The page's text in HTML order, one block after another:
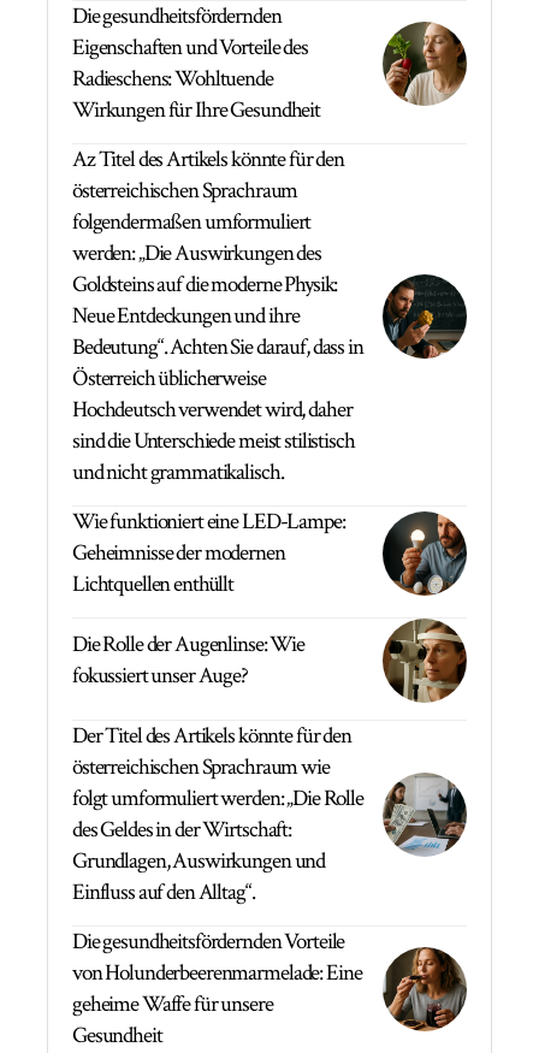
Die gesundheitsfördernden
Eigenschaften und Vorteile des
Radieschens: Wohltuende
Wirkungen für Ihre Gesundheit
Az Titel des Artikels könnte für den
österreichischen Sprachraum
folgendermaßen umformuliert
werden: „Die Auswirkungen des
Goldsteins auf die moderne Physik:
Neue Entdeckungen und ihre
Bedeutung“. Achten Sie darauf, dass in
Österreich üblicherweise
Hochdeutsch verwendet wird, daher
sind die Unterschiede meist stilistisch
und nicht grammatikalisch.
Wie funktioniert eine LED-Lampe:
Geheimnisse der modernen
Lichtquellen enthüllt
Die Rolle der Augenlinse: Wie
fokussiert unser Auge?
Der Titel des Artikels könnte für den
österreichischen Sprachraum wie
folgt umformuliert werden: „Die Rolle
des Geldes in der Wirtschaft:
Grundlagen, Auswirkungen und
Einfluss auf den Alltag“.
Die gesundheitsfördernden Vorteile
von Holunderbeerenmarmelade: Eine
geheime Waffe für unsere
Gesundheit